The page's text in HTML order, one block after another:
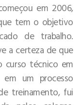
em 2006,
tem o objetivo
de trabalho.
a certeza de que
curso técnico em
um processo
treinamento, fui